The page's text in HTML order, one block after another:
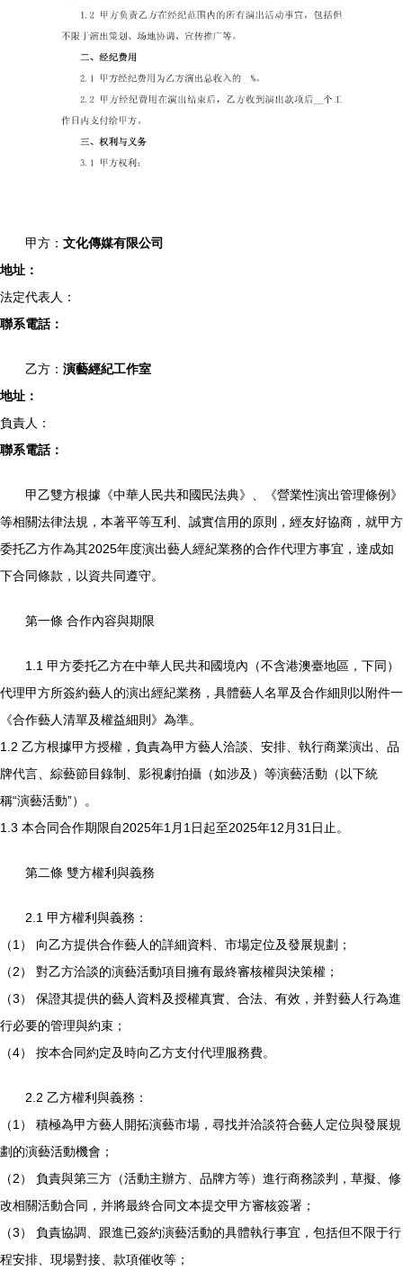
甲方： 文化傳媒有限公司
地址：
法定代表人：
聯系電話：
乙方： 演藝經紀工作室
地址：
負責人：
聯系電話：
甲乙雙方根據《中華人民共和國民法典》、《營業性演出管理條例》
等相關法律法規，本著平等互利、誠實信用的原則，經友好協商，就甲方
委托乙方作為其2025年度演出藝人經紀業務的合作代理方事宜，達成如
下合同條款，以資共同遵守。
第一條 合作內容與期限
1.1 甲方委托乙方在中華人民共和國境內（不含港澳臺地區，下同）
代理甲方所簽約藝人的演出經紀業務，具體藝人名單及合作細則以附件一
《合作藝人清單及權益細則》為準。
1.2 乙方根據甲方授權，負責為甲方藝人洽談、安排、執行商業演出、品
牌代言、綜藝節目錄制、影視劇拍攝（如涉及）等演藝活動（以下統
稱“演藝活動”）。
1.3 本合同合作期限自2025年1月1日起至2025年12月31日止。
第二條 雙方權利與義務
2.1 甲方權利與義務：
（1） 向乙方提供合作藝人的詳細資料、市場定位及發展規劃；
（2） 對乙方洽談的演藝活動項目擁有最終審核權與決策權；
（3） 保證其提供的藝人資料及授權真實、合法、有效，并對藝人行為進
行必要的管理與約束；
（4） 按本合同約定及時向乙方支付代理服務費。
2.2 乙方權利與義務：
（1） 積極為甲方藝人開拓演藝市場，尋找并洽談符合藝人定位與發展規
劃的演藝活動機會；
（2） 負責與第三方（活動主辦方、品牌方等）進行商務談判，草擬、修
改相關活動合同，并將最終合同文本提交甲方審核簽署；
（3） 負責協調、跟進已簽約演藝活動的具體執行事宜，包括但不限于行
程安排、現場對接、款項催收等；